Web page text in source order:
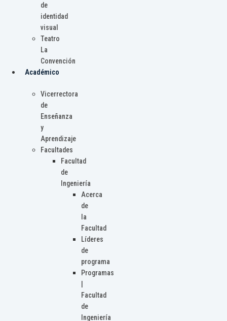
de
identidad
visual
Teatro
La
Convención
Académico
Vicerrectora
de
Enseñanza
y
Aprendizaje
Facultades
Facultad
de
Ingeniería
Acerca
de
la
Facultad
Líderes
de
programa
Programas
Facultad
de
Ingeniería